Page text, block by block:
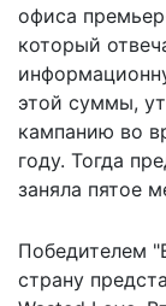
офиса
который
этой суммы,
кампанию во
году. Тогда
заняла пятое
Победителем
страну